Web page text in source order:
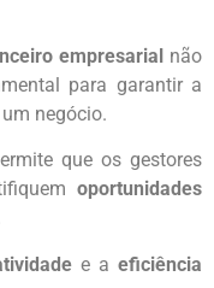
empresarial não
para garantir a
negócio.
que os gestores
oportunidades
e a eficiência